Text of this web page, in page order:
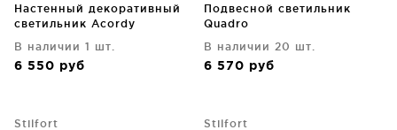
Настенный декоративный
светильник Acordy
В наличии 1 шт.
6 550 руб
Подвесной светильник
Quadro
В наличии 20 шт.
6 570 руб
Stilfort
Stilfort